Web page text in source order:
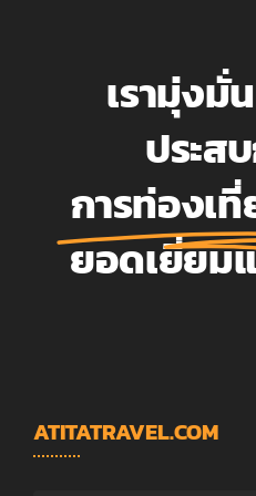
เรามุ่งมั่
ประส
การท่องเ
ยอดเยี่ยม
ATITATRAVEL.COM